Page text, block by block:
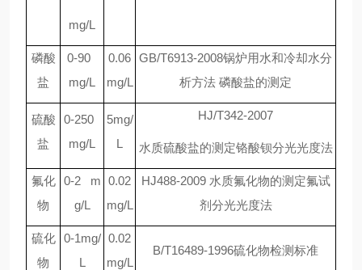
mg/L
磷酸
盐
0-90
mg/L
0.06
mg/L
GB/T6913-2008锅炉用水和冷却水分
析方法 磷酸盐的测定
硫酸
盐
0-250
mg/L
5mg/
L
HJ/T342-2007
水质硫酸盐的测定铬酸钡分光光度法
氟化
物
0-2 m
g/L
0.02
mg/L
HJ488-2009 水质氟化物的测定氟试
剂分光光度法
硫化
物
0-1mg/
L
0.02
mg/L
B/T16489-1996硫化物检测标准